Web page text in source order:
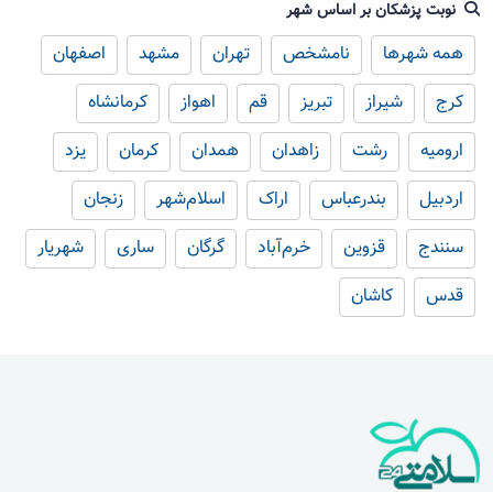
نوبت پزشکان بر اساس شهر
همه شهرها نامشخص تهران مشهد
اصفهان
کرج
شیراز تبریز قم اهواز
کرمانشاه
ارومیه
رشت زاهدان همدان کرمان
یزد
اردبیل
بندرعباس اراک اسلام‌شهر
زنجان
سنندج
قزوین خرم‌آباد گرگان ساری
شهریار
قدس
کاشان